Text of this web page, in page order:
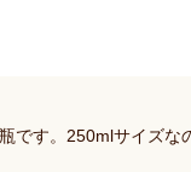
です。250mlサイズな